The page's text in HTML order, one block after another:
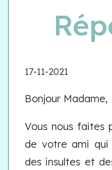
17-11-2021
Bonjour Madame,
Vous nous faites
de votre ami qui
des insultes et